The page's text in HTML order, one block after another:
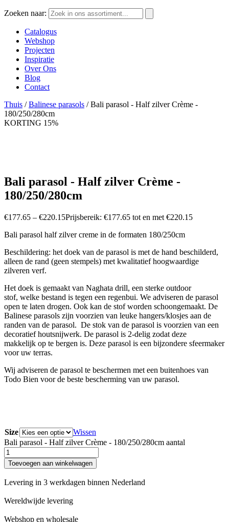
Zoeken naar:
Catalogus
Webshop
Projecten
Inspiratie
Over Ons
Blog
Contact
Thuis /Balinese parasols / Bali parasol - Half zilver Crème -
180/250/280cm
KORTING 15%
Bali parasol - Half zilver Crème -
180/250/280cm
€177.65 – €220.15Prijsbereik: €177.65 tot en met €220.15
Bali parasol half zilver creme in de formaten 180/250cm
Beschildering: het doek van de parasol is met de hand beschilderd,
alleen de rand (geen stempels) met kwalitatief hoogwaardige
zilveren verf.
Het doek is gemaakt van Naghata drill, een sterke outdoor
stof, welke bestand is tegen een regenbui. We adviseren de parasol
open te laten drogen. Ook kan de stof worden schoongemaakt. De
Balinese parasols zijn voorzien van leuke hangers/klosjes aan de
randen van de parasol. De stok van de parasol is voorzien van een
decoratief houtsnijwerk. De parasol is 2-delig zodat deze
makkelijk op te bergen is. Deze parasol is een bijzondere sfeermaker
voor uw terras.
Wij adviseren de parasol te beschermen met een buitenhoes van
Todo Bien voor de beste bescherming van uw parasol.
Size
Wissen
Bali parasol - Half zilver Crème - 180/250/280cm aantal
Toevoegen aan winkelwagen
Levering in 3 werkdagen binnen Nederland
Wereldwijde levering
Webshop en wholesale